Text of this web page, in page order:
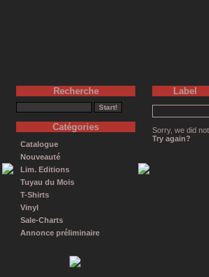
Recherche
Catégories
Catalogue
Nouveauté
Lim. Editions
Tuyau du Mois
T-Shirts
Vinyl
Sale-Charts
Annonce préliminaire
Label
Sorry, we did
Try again?